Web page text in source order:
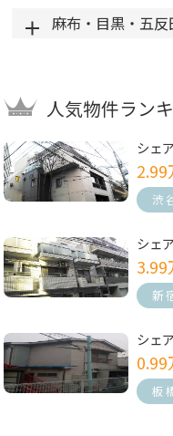
麻布・目黒・五反
人気物件ラン
シェ
2.99
渋
シェ
3.99
新
シェ
0.99
板